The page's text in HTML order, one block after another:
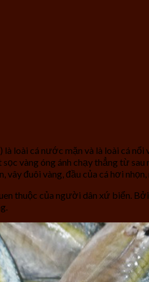
là loài cá nước mặn và là loài cá
vàng óng ánh chạy thẳng từ
vây đuôi vàng, đầu của cá hơi
thuộc của người dân xứ biển.